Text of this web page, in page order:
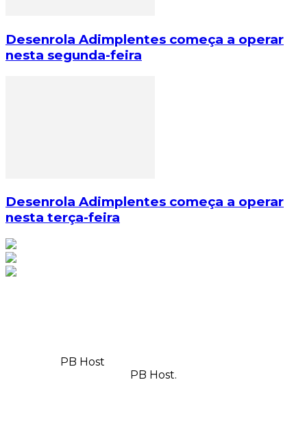
Desenrola Adimplentes começa a operar
nesta segunda-feira
Desenrola Adimplentes começa a operar
nesta terça-feira
PB Host
PB Host.